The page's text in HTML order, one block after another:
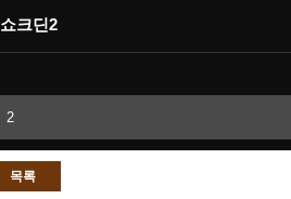
쇼크딘2
2
목록